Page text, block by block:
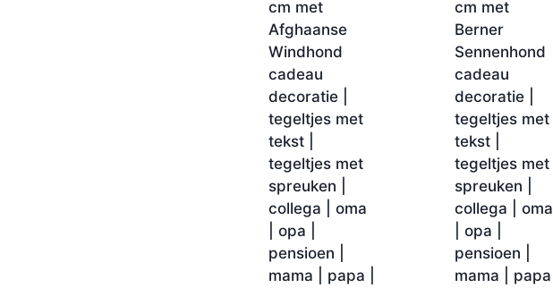
cm met
Afghaanse
Windhond
cadeau
decoratie |
tegeltjes met
tekst |
tegeltjes met
spreuken |
collega | oma
| opa |
pensioen |
mama | papa |
cm met
Berner
Sennenhond
cadeau
decoratie |
tegeltjes met
tekst |
tegeltjes met
spreuken |
collega | oma
| opa |
pensioen |
mama | papa |